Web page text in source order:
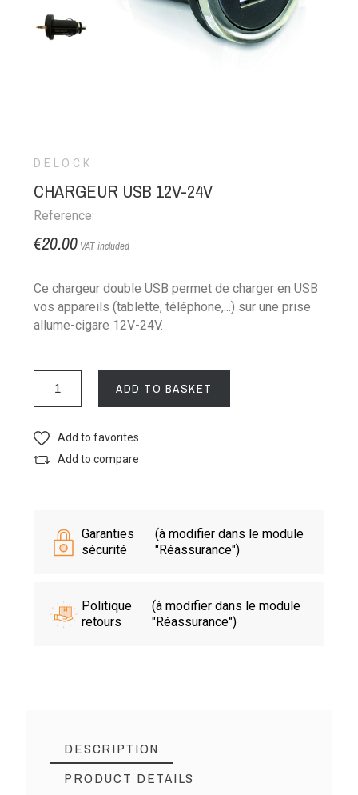
DELOCK
CHARGEUR USB 12V-24V
Reference:
€20.00 VAT included
Ce chargeur double USB permet de charger en USB
vos appareils (tablette, téléphone,...) sur une prise
allume-cigare 12V-24V.
ADD TO BASKET
Add to favorites
Add to compare
Garanties
sécurité
(à modifier dans le module
"Réassurance")
Politique
retours
(à modifier dans le module
"Réassurance")
DESCRIPTION
PRODUCT DETAILS